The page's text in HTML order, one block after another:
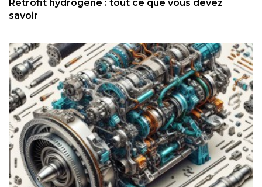
Rétrofit hydrogène : tout ce que vous devez
savoir